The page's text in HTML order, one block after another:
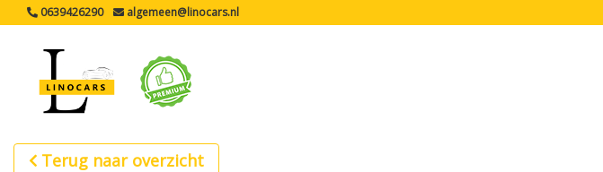
0639426290 algemeen@linocars.nl
Terug naar overzicht